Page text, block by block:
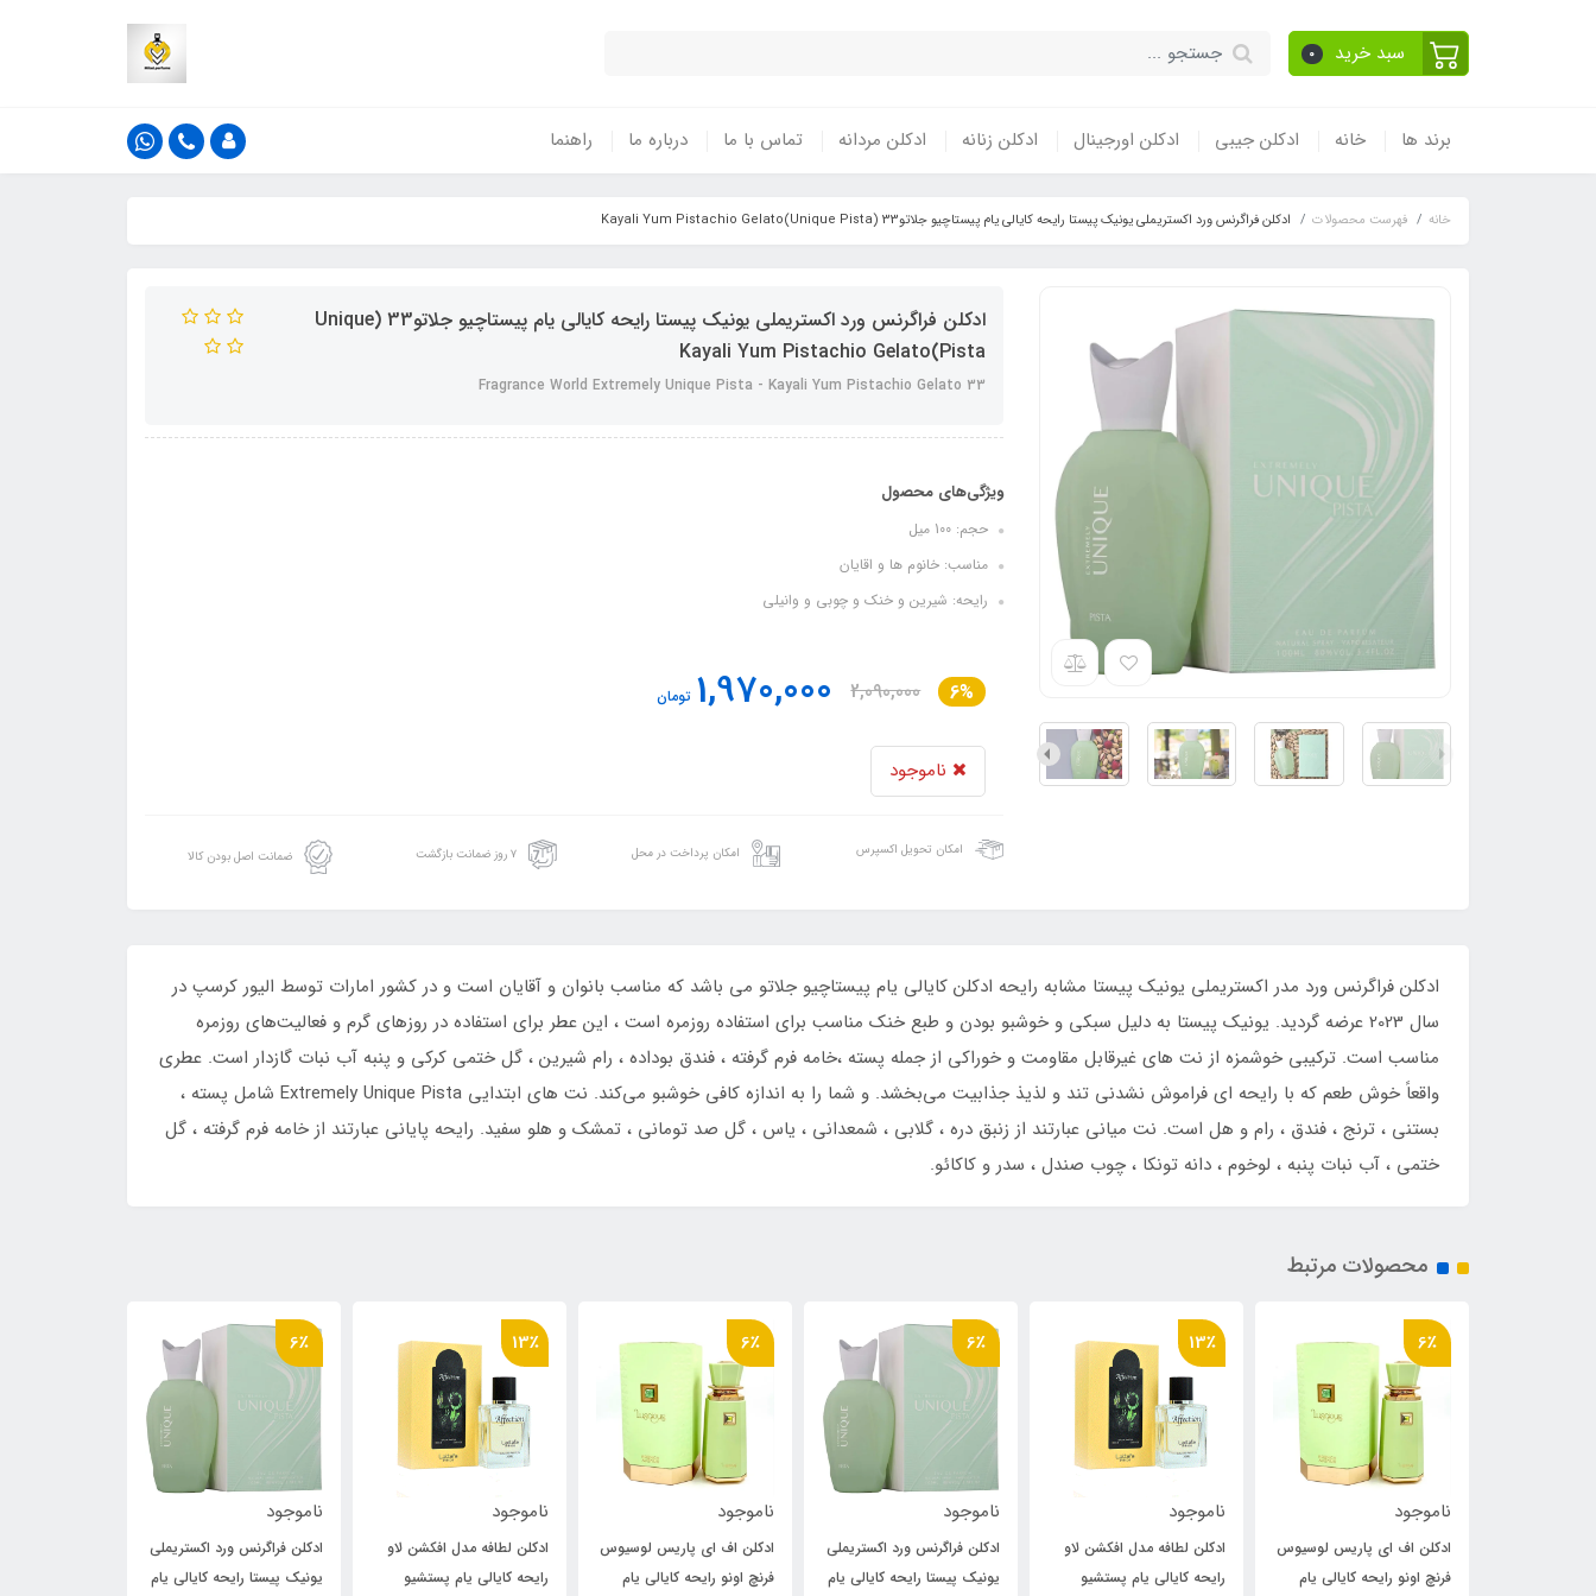
سبد خرید 0
برند ها خانه ادکلن جیبی ادکلن اورجینال ادکلن زنانه ادکلن مردانه تماس با ما درباره ما راهنما
خانه فهرست محصولات ادکلن فراگرنس ورد اکستریملی یونیک پیستا رایحه کایالی یام پیستاچیو جلاتو33 (Unique Pista)Kayali Yum Pistachio Gelato
ادکلن فراگرنس ورد اکستریملی یونیک پیستا رایحه کایالی یام پیستاچیو جلاتو33 (Unique
Pista)Kayali Yum Pistachio Gelato
Fragrance World Extremely Unique Pista - Kayali Yum Pistachio Gelato 33
ویژگی‌های محصول
حجم: 100 میل
مناسب: خانوم ها و اقایان
رایحه: شیرین و خنک و چوبی و وانیلی
6%
2,090,000
1,970,000 تومان
ناموجود
امکان تحویل اکسپرس امکان پرداخت در محل ۷ روز ضمانت بازگشت ضمانت اصل بودن کالا
ادکلن فراگرنس ورد مدر اکستریملی یونیک پیستا مشابه رایحه ادکلن کایالی یام پیستاچیو جلاتو می باشد که مناسب بانوان و آقایان است و در کشور امارات توسط الیور کرسپ در
سال 2023 عرضه گردید. یونیک پیستا به دلیل سبکی و خوشبو بودن و طبع خنک مناسب برای استفاده روزمره است ، این عطر برای استفاده در روزهای گرم و فعالیت‌های روزمره
مناسب است. ترکیبی خوشمزه از نت های غیرقابل مقاومت و خوراکی از جمله پسته ،خامه فرم گرفته ، فندق بوداده ، رام شیرین ، گل ختمی کرکی و پنبه آب نبات گازدار است. عطری
واقعاً خوش طعم که با رایحه‌ ای فراموش‌ نشدنی تند و لذیذ جذابیت می‌بخشد. و شما را به اندازه کافی خوشبو می‌کند. نت های ابتدایی Extremely Unique Pista شامل پسته ،
بستنی ، ترنج ، فندق ، رام و هل است. نت میانی عبارتند از زنبق دره ، گلابی ، شمعدانی ، یاس ، گل صد تومانی ، تمشک و هلو سفید. رایحه پایانی عبارتند از خامه فرم گرفته ، گل
ختمی ، آب نبات پنبه ، لوخوم ، دانه تونکا ، چوب صندل ، سدر و کاکائو.
محصولات مرتبط
13٪
ناموجود
ادکلن لطافه مدل افکشن لاو
رایحه کایالی یام پستشیو
6٪
ناموجود
ادکلن فراگرنس ورد اکستریملی
یونیک پیستا رایحه کایالی یام
6٪
ناموجود
ادکلن اف ای پاریس لوسیوس
فرنچ اونو رایحه کایالی یام
13٪
ناموجود
ادکلن لطافه مدل افکشن لاو
رایحه کایالی یام پستشیو
6٪
ناموجود
ادکلن فراگرنس ورد اکستریملی
یونیک پیستا رایحه کایالی یام
6٪
ناموجود
ادکلن اف ای پاریس لوسیوس
فرنچ اونو رایحه کایالی یام